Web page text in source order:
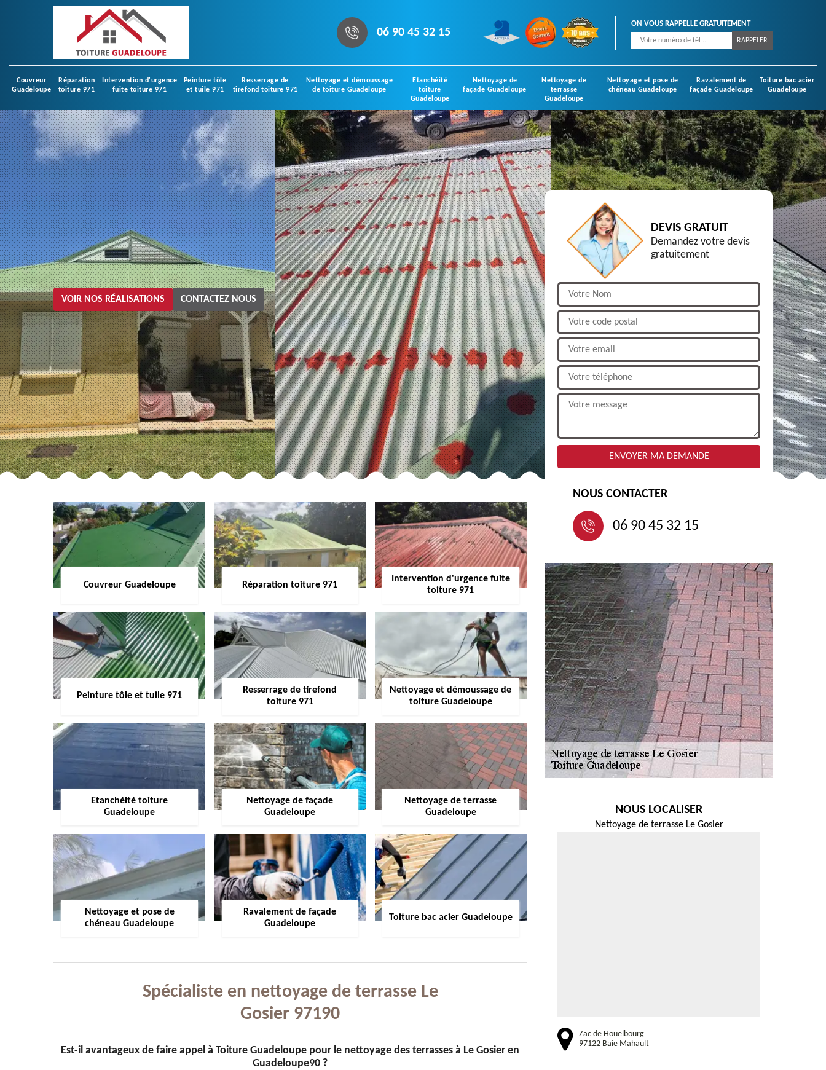
06 90 45 32 15
ON VOUS RAPPELLE GRATUITEMENT
Couvreur
Guadeloupe
Réparation
toiture 971
Intervention d'urgence
fuite toiture 971
Peinture tôle
et tuile 971
Resserrage de
tirefond toiture 971
Nettoyage et démoussage
de toiture Guadeloupe
Etanchéité
toiture
Guadeloupe
Nettoyage de
façade Guadeloupe
Nettoyage de
terrasse
Guadeloupe
Nettoyage et pose de
chéneau Guadeloupe
Ravalement de
façade Guadeloupe
Toiture bac acier
Guadeloupe
VOIR NOS RÉALISATIONS CONTACTEZ NOUS
Couvreur Guadeloupe Réparation toiture 971
Intervention d'urgence fuite
toiture 971
Peinture tôle et tuile 971
Resserrage de tirefond
toiture 971
Nettoyage et démoussage de
toiture Guadeloupe
Etanchéité toiture
Guadeloupe
Nettoyage de façade
Guadeloupe
Nettoyage de terrasse
Guadeloupe
Nettoyage et pose de
chéneau Guadeloupe
Ravalement de façade
Guadeloupe
Toiture bac acier Guadeloupe
Spécialiste en nettoyage de terrasse Le
Gosier 97190
Est-il avantageux de faire appel à Toiture Guadeloupe pour le nettoyage des terrasses à Le Gosier en
Guadeloupe90 ?
DEVIS GRATUIT
Demandez votre devis
gratuitement
NOUS CONTACTER
06 90 45 32 15
NOUS LOCALISER
Nettoyage de terrasse Le Gosier
Zac de Houelbourg
97122 Baie Mahault